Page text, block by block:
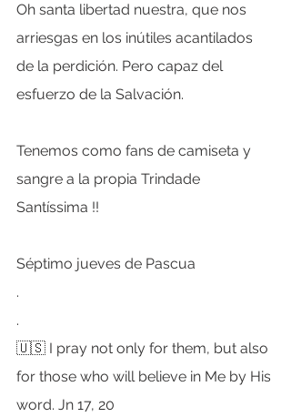
Oh santa libertad nuestra, que nos
arriesgas en los inútiles acantilados
de la perdición. Pero capaz del
esfuerzo de la Salvación.
Tenemos como fans de camiseta y
sangre a la propia Trindade
Santíssima !!
Séptimo jueves de Pascua
.
.
🇺🇸 I pray not only for them, but also
for those who will believe in Me by His
word. Jn 17, 20